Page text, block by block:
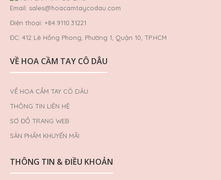
Email: sales@hoacamtaycodau.com
Điện thoại: +84.9110.31221
ĐC: 412 Lê Hồng Phong, Phường 1, Quận 10, TP.HCM
VỀ HOA CẦM TAY CÔ DÂU
VỀ HOA CẦM TAY CÔ DÂU
THÔNG TIN LIÊN HỆ
SƠ ĐỒ TRANG WEB
SẢN PHẨM KHUYẾN MÃI
THÔNG TIN & ĐIỀU KHOẢN